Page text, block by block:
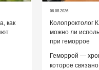
как
06.08.2026
Колопроктолог
можно ли
при геморрое
Геморрой —
которое